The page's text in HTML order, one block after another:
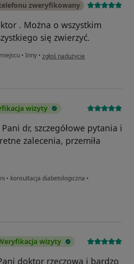
zweryfikowany
. Można o wszystkim
się zwierzyć.
• Inny • w opinii użytkownika Janusz
zgłoś nadużycie
wizyty
dr, szczegółowe pytania i
zalecenia, przemiła
• konsultacja diabetologiczna •
wizyty
doktor rzeczowa i bardzo